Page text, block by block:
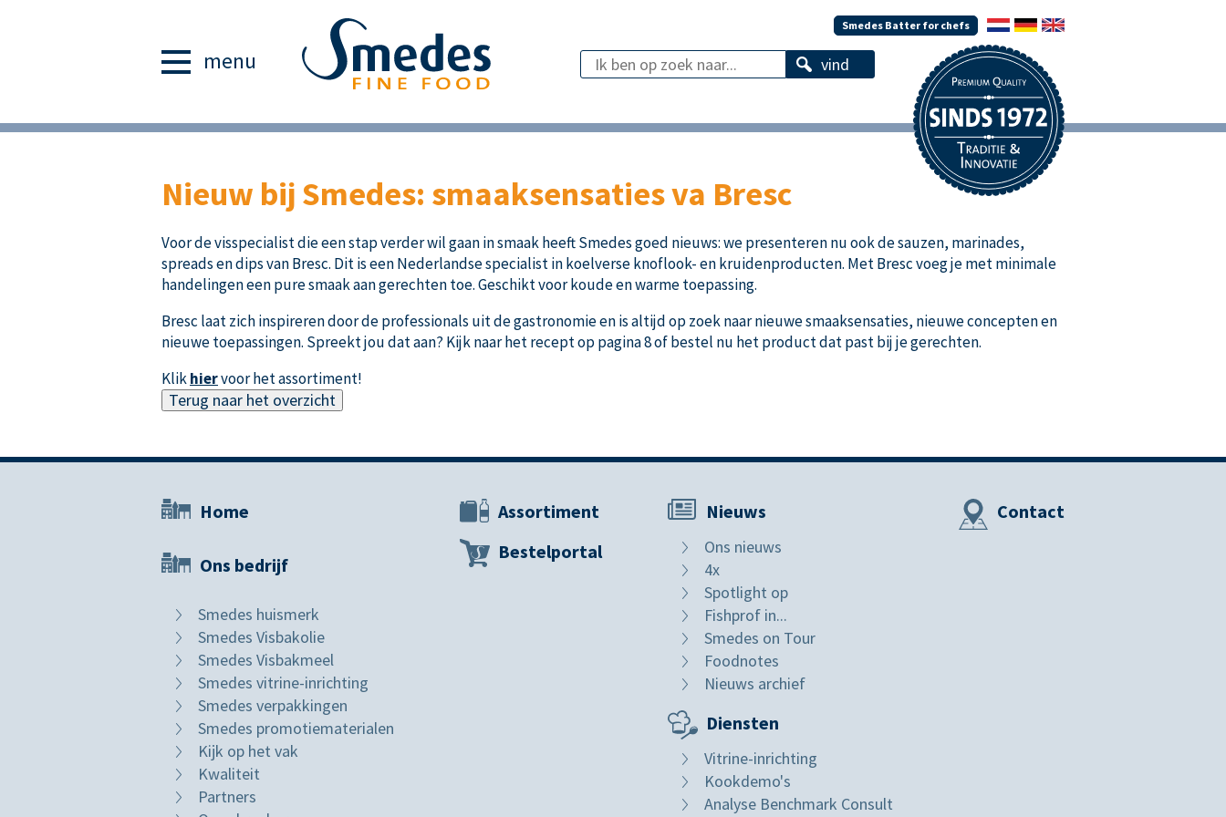
menu
Smedes Batter for chefs
Nieuw bij Smedes: smaaksensaties va Bresc
Voor de visspecialist die een stap verder wil gaan in smaak heeft Smedes goed nieuws: we presenteren nu ook de sauzen, marinades,
spreads en dips van Bresc. Dit is een Nederlandse specialist in koelverse knoflook- en kruidenproducten. Met Bresc voeg je met minimale
handelingen een pure smaak aan gerechten toe. Geschikt voor koude en warme toepassing.
Bresc laat zich inspireren door de professionals uit de gastronomie en is altijd op zoek naar nieuwe smaaksensaties, nieuwe concepten en
nieuwe toepassingen. Spreekt jou dat aan? Kijk naar het recept op pagina 8 of bestel nu het product dat past bij je gerechten.
Klikhiervoor het assortiment!
Terug naar het overzicht
Home
Ons bedrijf
Smedes huismerk
Smedes Visbakolie
Smedes Visbakmeel
Smedes vitrine-inrichting
Smedes verpakkingen
Smedes promotiematerialen
Kijk op het vak
Kwaliteit
Partners
Assortiment
Bestelportal
Nieuws
Ons nieuws
4x
Spotlight op
Fishprof in...
Smedes on Tour
Foodnotes
Nieuws archief
Diensten
Vitrine-inrichting
Kookdemo's
Analyse Benchmark Consult
Contact